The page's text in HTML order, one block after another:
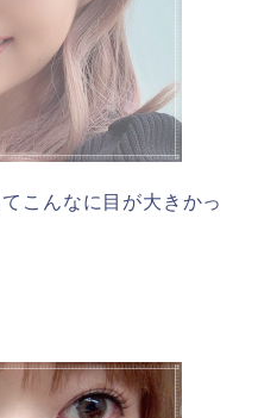
こんなに目が大きかっ